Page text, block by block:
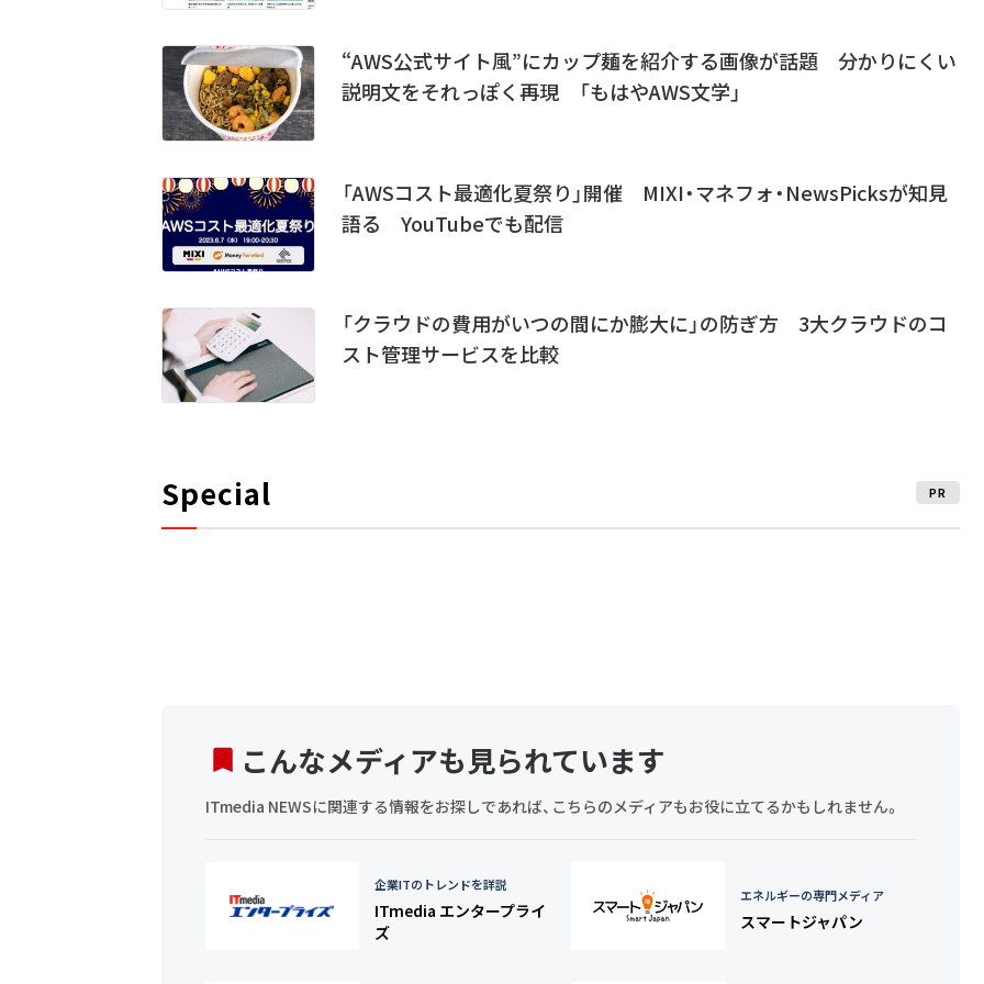
“AWS公式サイト風”にカップ麺を紹介する画像が話題 分かりにくい
説明文をそれっぽく再現 「もはやAWS文学」
「AWSコスト最適化夏祭り」開催 MIXI・マネフォ・NewsPicksが知見
語る YouTubeでも配信
「クラウドの費用がいつの間にか膨大に」の防ぎ方 3大クラウドのコ
スト管理サービスを比較
Special PR
こんなメディアも見られています
ITmedia NEWSに関連する情報をお探しであれば、こちらのメディアもお役に立てるかもしれません。
企業ITのトレンドを詳説
ITmedia エンタープライ
ズ
エネルギーの専門メディア
スマートジャパン